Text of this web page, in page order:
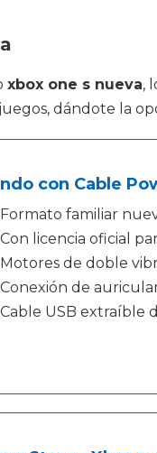
xbox one s nueva,
dándote la
con Cable
Formato familiar
Con licencia oficial
Motores de doble
Conexión de
Cable USB extraíble